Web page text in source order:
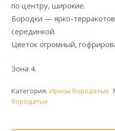
по центру, широкие.
Бородки — ярко-
серединкой.
Цветок огромный,
Зона 4.
Категория: Ирисы бородатые
бородатые